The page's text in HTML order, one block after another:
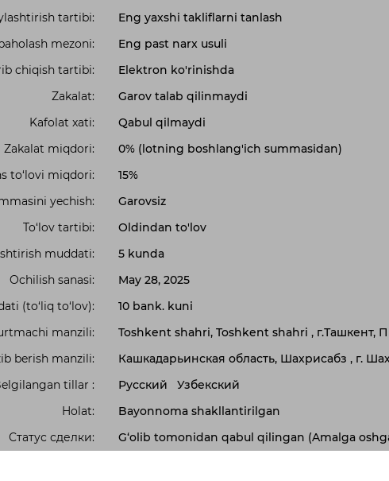
tartibi:
Eng yaxshi takliflarni tanlash
mezoni:
Eng past narx usuli
chiqish tartibi:
Elektron ko'rinishda
Zakalat:
Garov talab qilinmaydi
Kafolat xati:
Qabul qilmaydi
Zakalat miqdori:
0% (lotning boshlang'ich summasidan)
to‘lovi miqdori:
15%
yechish:
Garovsiz
To‘lov tartibi:
Oldindan to'lov
muddati:
5 kunda
Ochilish sanasi:
May 28, 2025
(to‘liq to‘lov):
10 bank. kuni
manzili:
Toshkent shahri, Toshkent shahri , г.Ташкент,
berish manzili:
Кашкадарьинская область, Шахрисабз , г.
tillar :
Русский
Узбекский
Holat:
Bayonnoma shakllantirilgan
Статус сделки:
G‘olib tomonidan qabul qilingan (Amalga